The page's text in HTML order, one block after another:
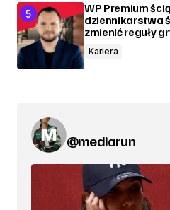
WP Premium
dziennikarstwa
zmienić reguły
Kariera
@mediarun